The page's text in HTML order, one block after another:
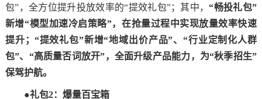
包”，全方位提升投放效率的“提效礼包”；其中，“畅投礼包”
新增“模型加速冷启策略”，在抢量过程中实现放量效率快速
提升；“提效礼包”新增“地域出价产品”、“行业定制化人群
包”、“高质量否词放开”，全面升级产品能力，为“秋季招生”
保驾护航。
●礼包2：爆量百宝箱